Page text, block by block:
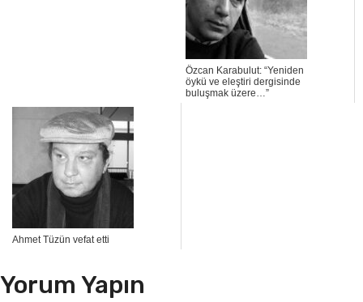
Özcan Karabulut: “Yeniden
öykü ve eleştiri dergisinde
buluşmak üzere…”
Ahmet Tüzün vefat etti
Yorum Yapın